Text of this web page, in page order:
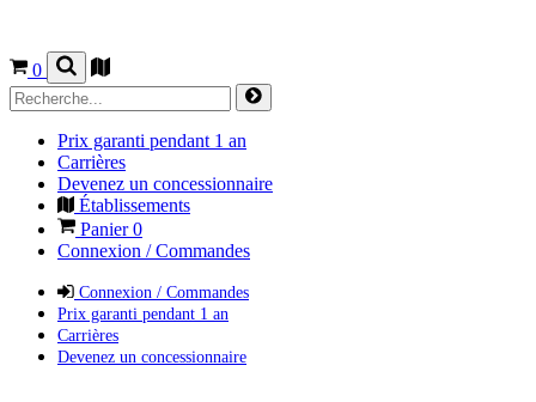
0
Prix garanti pendant 1 an
Carrières
Devenez un concessionnaire
Établissements
Panier0
Connexion / Commandes
Connexion / Commandes
Prix garanti pendant 1 an
Carrières
Devenez un concessionnaire